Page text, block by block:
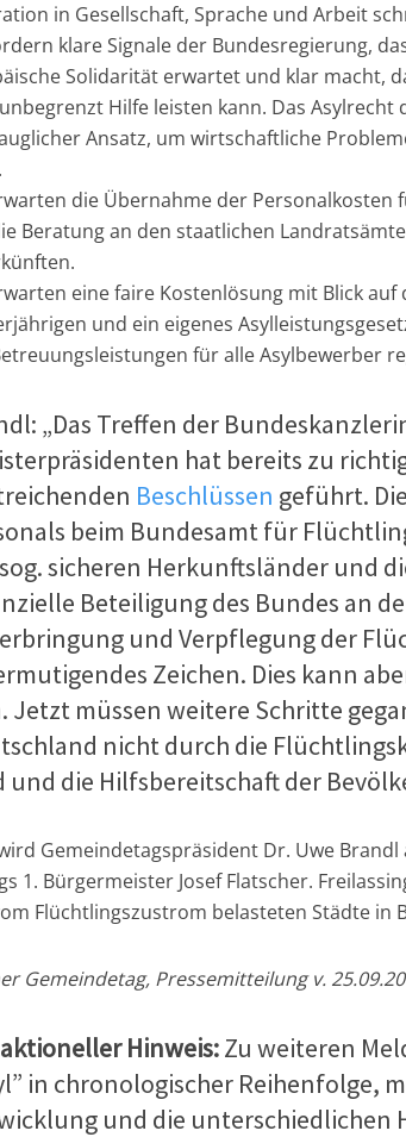
in Gesellschaft, Sprache und Arbeit
klare Signale der Bundesregierung,
Solidarität erwartet und klar macht,
Hilfe leisten kann. Das Asylrecht
Ansatz, um wirtschaftliche
die Übernahme der Personalkosten
Beratung an den staatlichen
eine faire Kostenlösung mit Blick auf
und ein eigenes
für alle Asylbewerber
„Das Treffen der
hat bereits zu
Beschlüssen geführt.
beim Bundesamt für
sicheren Herkunftsländer und
Beteiligung des Bundes an
und Verpflegung der
Zeichen. Dies kann
Jetzt müssen weitere Schritte
nicht durch die
und die Hilfsbereitschaft der
Gemeindetagspräsident Dr. Uwe Brandl
1. Bürgermeister Josef Flatscher.
Flüchtlingszustrom belasteten Städte in
Gemeindetag, Pressemitteilung v.
Hinweis:Zu weiteren
in chronologischer Reihenfolge,
und die unterschiedlichen